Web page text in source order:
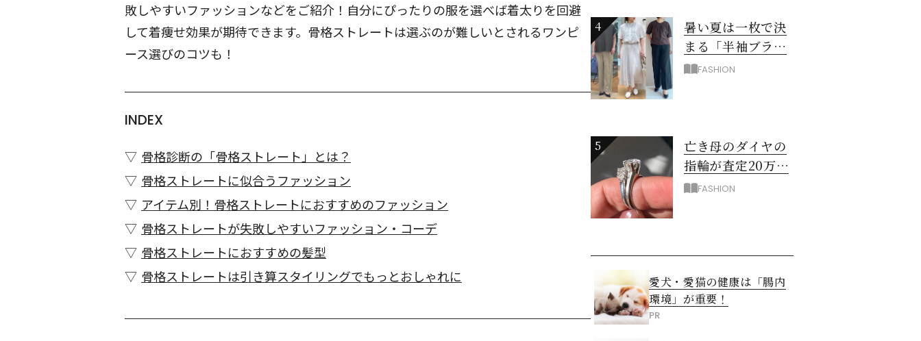
敗しやすいファッションなどをご紹介！自分にぴったりの服を選べば着太りを回避
して着痩せ効果が期待できます。骨格ストレートは選ぶのが難しいとされるワンピ
ース選びのコツも！
INDEX
骨格診断の「骨格ストレート」とは？
骨格ストレートに似合うファッション
アイテム別！骨格ストレートにおすすめのファッション
骨格ストレートが失敗しやすいファッション・コーデ
骨格ストレートにおすすめの髪型
骨格ストレートは引き算スタイリングでもっとおしゃれに
4
暑い夏は一枚で決
まる「半袖ブラウ
ス＆シャツ」で時
FASHION
5
亡き母のダイヤの
指輪が査定20万…
売る？50代が出し
FASHION
愛犬・愛猫の健康は「腸内
環境」が重要！
PR